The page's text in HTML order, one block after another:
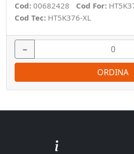
Cod: 00682428 Cod For:
Cod Tec: HT5K376-XL
−
ORDINA